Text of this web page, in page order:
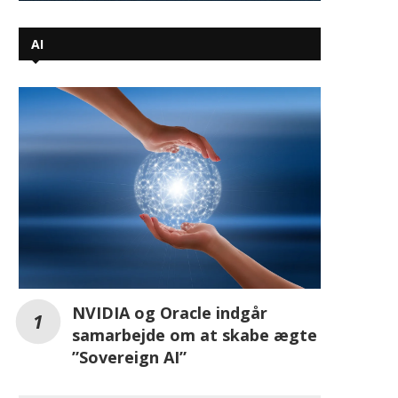
NVIDIA og Oracle indgår
samarbejde om at skabe ægte
”Sovereign AI”
AI kan skabe farlige parallelle
virkeligheder
Modstrøm indgår samarbejde med
IntelliCharge